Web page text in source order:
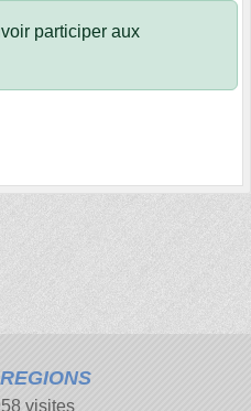
participer aux
REGIONS
visites